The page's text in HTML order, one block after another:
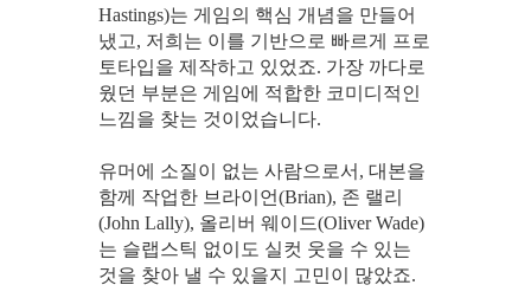
Hastings)는 게임의 핵심 개념을 만들어
냈고, 저희는 이를 기반으로 빠르게 프로
토타입을 제작하고 있었죠. 가장 까다로
웠던 부분은 게임에 적합한 코미디적인
느낌을 찾는 것이었습니다.
유머에 소질이 없는 사람으로서, 대본을
함께 작업한 브라이언(Brian), 존 랠리
(John Lally), 올리버 웨이드(Oliver Wade)
는 슬랩스틱 없이도 실컷 웃을 수 있는
것을 찾아 낼 수 있을지 고민이 많았죠.